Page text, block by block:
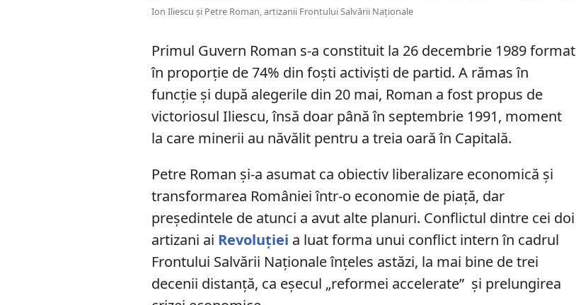
Ion Iliescu și Petre Roman, artizanii Frontului Salvării Naționale
Primul Guvern Roman s-a constituit la 26 decembrie 1989 format
în proporție de 74% din foști activiști de partid. A rămas în
funcție și după alegerile din 20 mai, Roman a fost propus de
victoriosul Iliescu, însă doar până în septembrie 1991, moment
la care minerii au năvălit pentru a treia oară în Capitală.
Petre Roman și-a asumat ca obiectiv liberalizare economică și
transformarea României într-o economie de piață, dar
președintele de atunci a avut alte planuri. Conflictul dintre cei doi
artizani ai Revoluției a luat forma unui conflict intern în cadrul
Frontului Salvării Naționale înțeles astăzi, la mai bine de trei
decenii distanță, ca eșecul „reformei accelerate” și prelungirea